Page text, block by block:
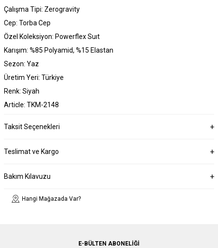
Çalışma Tipi: Zerogravity
Cep: Torba Cep
Özel Koleksiyon: Powerflex Suıt
Karışım: %85 Polyamid, %15 Elastan
Sezon: Yaz
Üretim Yeri: Türkiye
Renk: Siyah
Article: TKM-2148
Taksit Seçenekleri
Teslimat ve Kargo
Bakım Kılavuzu
Hangi Mağazada Var?
E-BÜLTEN ABONELIĞI